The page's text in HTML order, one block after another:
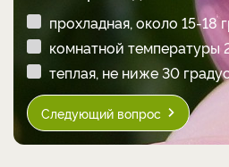
прохладная, около 15-18
комнатной температуры
теплая, не ниже 30
Следующий вопрос